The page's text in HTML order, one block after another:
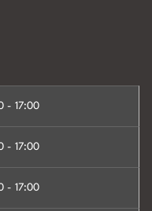
- 17:00
- 17:00
- 17:00